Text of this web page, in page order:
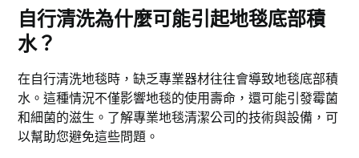
自行清洗為什麼可能引起地毯底部積
水？
在自行清洗地毯時，缺乏專業器材往往會導致地毯底部積
水。這種情況不僅影響地毯的使用壽命，還可能引發霉菌
和細菌的滋生。了解專業地毯清潔公司的技術與設備，可
以幫助您避免這些問題。